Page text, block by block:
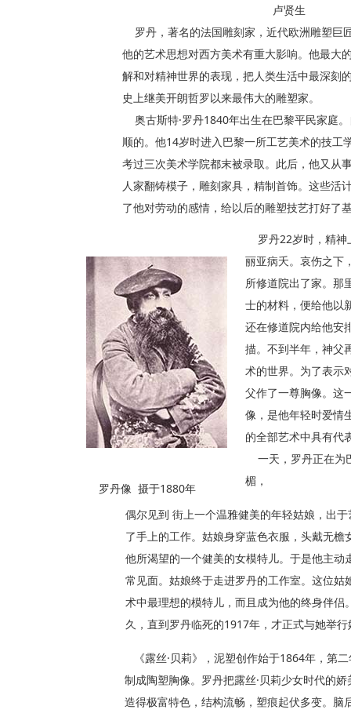
卢贤生
罗丹，著名的法国雕刻家，近代欧洲雕塑巨
他的艺术思想对西方美术有重大影响。他最大
解和对精神世界的表现，把人类生活中最深刻
史上继美开朗哲罗以来最伟大的雕塑家。
奥古斯特·罗丹1840年出生在巴黎平民家庭
顺的。他14岁时进入巴黎一所工艺美术的技工
考过三次美术学院都末被录取。此后，他又从
人家翻铸模子，雕刻家具，精制首饰。这些活
了他对劳动的感情，给以后的雕塑技艺打好了
罗丹22岁时，精神
丽亚病夭。哀伤之下
所修道院出了家。那
士的材料，便给他以
还在修道院内给他安
描。不到半年，神父
术的世界。为了表示
父作了一尊胸像。这
像，是他年轻时爱情
的全部艺术中具有代
一天，罗丹正在为
楣，
罗丹像 摄于1880年
偶尔见到 街上一个温雅健美的年轻姑娘，出
了手上的工作。姑娘身穿蓝色衣服，头戴无
他所渴望的一个健美的女模特儿。于是他主
常见面。姑娘终于走进罗丹的工作室。这位
术中最理想的模特儿，而且成为他的终身伴侣
久，直到罗丹临死的1917年，才正式与她举行
《露丝·贝莉》，泥塑创作始于1864年，第
制成陶塑胸像。罗丹把露丝·贝莉少女时代的娇
造得极富特色，结构流畅，塑痕起伏多变。脑